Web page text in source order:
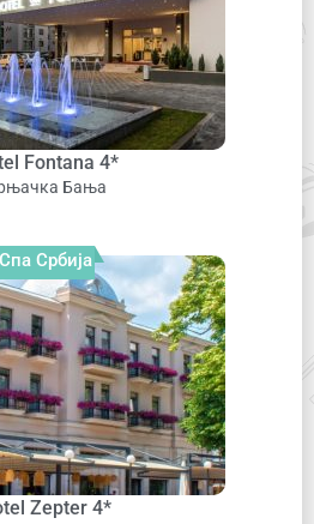
Fontana 4*
Бања
Спа Србија
Zepter 4*